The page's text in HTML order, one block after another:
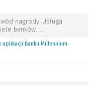
nagrody. Usługa
banków. …
aplikacji Banku Millennium